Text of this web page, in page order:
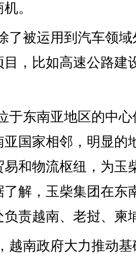
。
了被运用到汽车领
，比如高速公路建
于东南亚地区的中
国家相邻，明显的
易和物流枢纽，为玉
解，玉柴集团在东
责越南、老挝、柬
越南政府大力推动